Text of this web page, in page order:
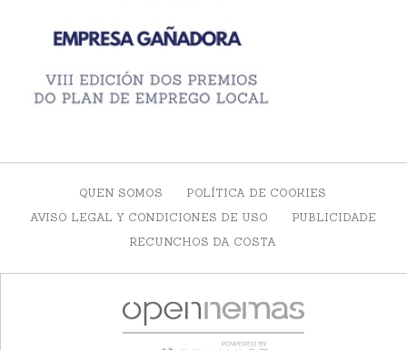
QUEN SOMOS
POLÍTICA DE COOKIES
AVISO LEGAL Y CONDICIONES DE USO
PUBLICIDADE
RECUNCHOS DA COSTA